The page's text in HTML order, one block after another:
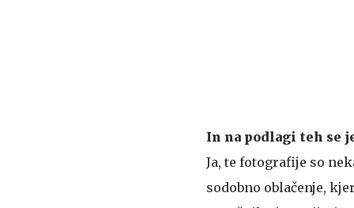
In na podlagi teh se
Ja, te fotografije so
sodobno oblačenje,